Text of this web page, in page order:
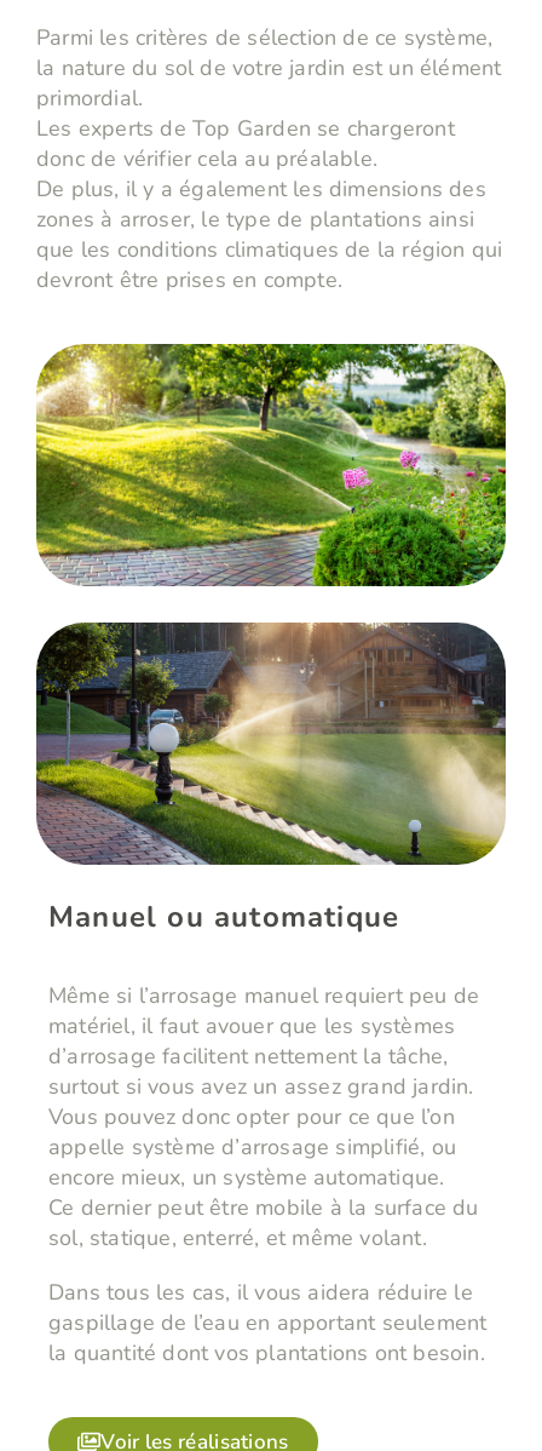
Parmi les critères de sélection de ce système,
la nature du sol de votre jardin est un élément
primordial.
Les experts de Top Garden se chargeront
donc de vérifier cela au préalable.
De plus, il y a également les dimensions des
zones à arroser, le type de plantations ainsi
que les conditions climatiques de la région qui
devront être prises en compte.
Manuel ou automatique
Même si l’arrosage manuel requiert peu de
matériel, il faut avouer que les systèmes
d’arrosage facilitent nettement la tâche,
surtout si vous avez un assez grand jardin.
Vous pouvez donc opter pour ce que l’on
appelle système d’arrosage simplifié, ou
encore mieux, un système automatique.
​​​​​​​Ce dernier peut être mobile à la surface du
sol, statique, enterré, et même volant.
Dans tous les cas, il vous aidera réduire le
gaspillage de l’eau en apportant seulement
la quantité dont vos plantations ont besoin.
Voir les réalisations